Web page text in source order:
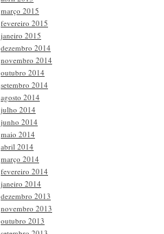
março 2015
fevereiro 2015
janeiro 2015
dezembro 2014
novembro 2014
outubro 2014
setembro 2014
agosto 2014
julho 2014
junho 2014
maio 2014
abril 2014
março 2014
fevereiro 2014
janeiro 2014
dezembro 2013
novembro 2013
outubro 2013